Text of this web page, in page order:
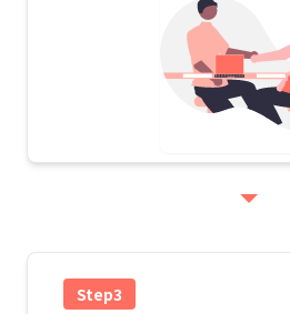
Step3